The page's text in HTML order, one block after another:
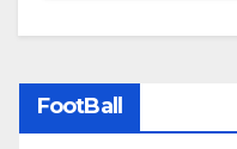
FootBall